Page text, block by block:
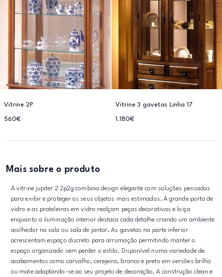
Vitrine 2P
560€
Vitrine 3 gavetas Linha 17
1.180€
Mais sobre o produto
A vitrine jupiter 2 2p2g combina design elegante com soluções pensadas
para exibir e proteger os seus objetos mais estimados. A grande porta de
vidro e as prateleiras em vidro realçam peças decorativas e loiça
enquanto a iluminação interior destaca cada detalhe criando um ambiente
acolhedor na sala ou sala de jantar. As gavetas na parte inferior
acrescentam espaço discreto para arrumação permitindo manter o
espaço organizado sem perder o estilo. Disponível numa variedade de
acabamentos como carvalho, cerejeira, branco e preto em versões brilho
ou mate adaptando-se ao seu projeto de decoração. A construção clean e